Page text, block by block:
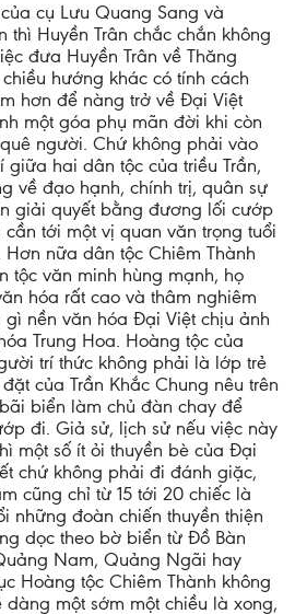
cụ Lưu Quang Sang và
thì Huyền Trân chắc chắn không
đưa Huyền Trân về Thăng
hướng khác có tính cách
hơn để nàng trở về Đại Việt
một góa phụ mãn đời khi còn
người. Chứ không phải vào
hai dân tộc của triều Trần,
về đạo hạnh, chính trị, quân sự
giải quyết bằng đương lối cướp
tới một vị quan văn trọng tuổi
Hơn nữa dân tộc Chiêm Thành
tộc văn minh hùng mạnh, họ
hóa rất cao và thâm nghiêm
nền văn hóa Đại Việt chịu ảnh
Trung Hoa. Hoàng tộc của
trí thức không phải là lớp trẻ
của Trần Khắc Chung nêu trên
biển làm chủ đàn chay để
đi. Giả sử, lịch sử nếu việc này
một số ít ỏi thuyền bè của Đại
chứ không phải đi đánh giặc,
cũng chỉ từ 15 tới 20 chiếc là
những đoàn chiến thuyền thiện
dọc theo bờ biển từ Đồ Bàn
Nam, Quảng Ngãi hay
Hoàng tộc Chiêm Thành không
một sớm một chiều là xong,